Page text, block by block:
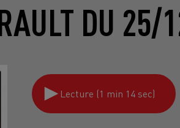
DU
Lecture (1 min 14 sec)